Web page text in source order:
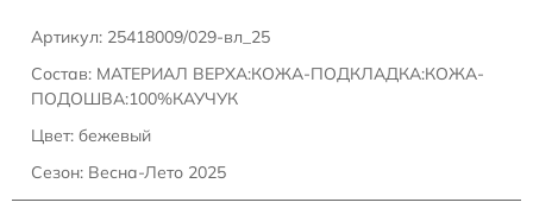
Артикул: 25418009/029-вл_25
Состав: МАТЕРИАЛ ВЕРХА:КОЖА-ПОДКЛАДКА:КОЖА-
ПОДОШВА:100%КАУЧУК
Цвет: бежевый
Сезон: Весна-Лето 2025